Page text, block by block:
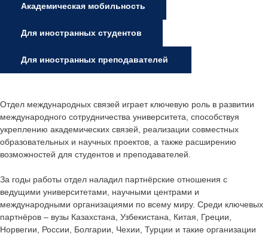
Академическая мобильность
Для иностранных студентов
Для иностранных преподавателей
Отдел международных связей играет ключевую роль в развитии
международного сотрудничества университета, способствуя
укреплению академических связей, реализации совместных
образовательных и научных проектов, а также расширению
возможностей для студентов и преподавателей.
За годы работы отдел наладил партнёрские отношения с
ведущими университетами, научными центрами и
международными организациями по всему миру. Среди ключевых
партнёров – вузы Казахстана, Узбекистана, Китая, Греции,
Норвегии, России, Болгарии, Чехии, Турции и такие организации